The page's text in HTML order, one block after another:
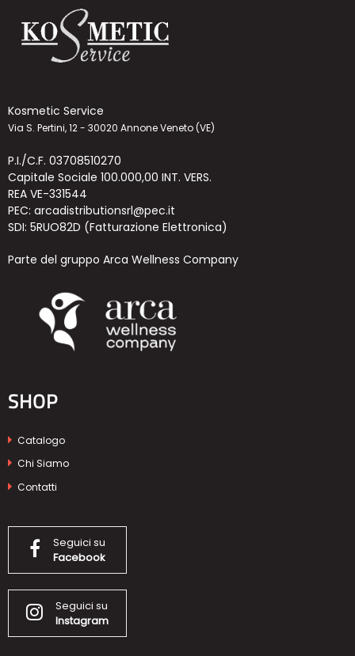
Kosmetic Service
Via S. Pertini, 12 - 30020 Annone Veneto (VE)
P.I./C.F. 03708510270
Capitale Sociale 100.000,00 INT. VERS.
REA VE-331544
PEC: arcadistributionsrl@pec.it
SDI: 5RUO82D (Fatturazione Elettronica)
Parte del gruppo Arca Wellness Company
SHOP
Catalogo
Chi Siamo
Contatti
Seguici su
Facebook
Seguici su
Instagram